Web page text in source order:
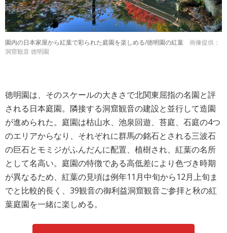
園内の日本家屋から紅葉で彩られた庭園を楽しめる/徳明園の紅葉
画像提供：
洞窟観音 徳明園
徳明園は、そのスケールの大きさで北関東屈指の名園と評
される日本庭園。隣接する洞窟観音の建設と並行して造園
が進められた。庭園は枯山水、池泉回遊、苔庭、石庭の4つ
のエリアからなり、それぞれに群馬の銘石とされる三波石
の巨石とモミジがふんだんに配置、植樹され、紅葉の名所
として名高い。庭園の特徴である高低差により色づき時期
が異なるため、紅葉の見頃は例年11月中旬から12月上旬ま
でと比較的長く、39観音の御利益洞窟観音ご参拝と秋の紅
葉庭園を一緒に楽しめる。